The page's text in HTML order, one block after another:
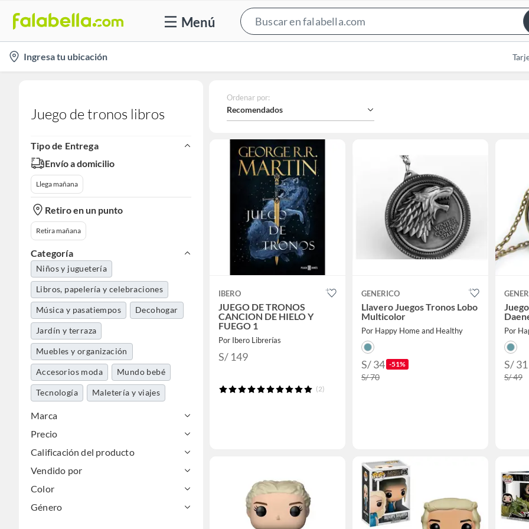
Menú
Bar
location-
icon
Ingresa tu ubicación
Juego de tronos libros
Tipo de Entrega
Envío a domicilio
Llega mañana
Retiro en un punto
Retira mañana
Categoría
Niños y juguetería
Libros, papelería y celebraciones
Música y pasatiempos Decohogar
Jardín y terraza
Muebles y organización
Accesorios moda Mundo bebé
Tecnología Maletería y viajes
Deportes y aire libre
Marca
Precio
Calificación del producto
Vendido por
Color
Género
Ordenar por:
Recomendados
IBERO
JUEGO DE TRONOS
CANCION DE HIELO Y
FUEGO 1
Por Ibero Librerías
S/ 149
(2)
GENERICO
Llavero Juegos Tronos Lobo
Multicolor
Por Happy Home and Healthy
S/ 34 -51%
S/ 70
Por
S/ 31
S/ 49